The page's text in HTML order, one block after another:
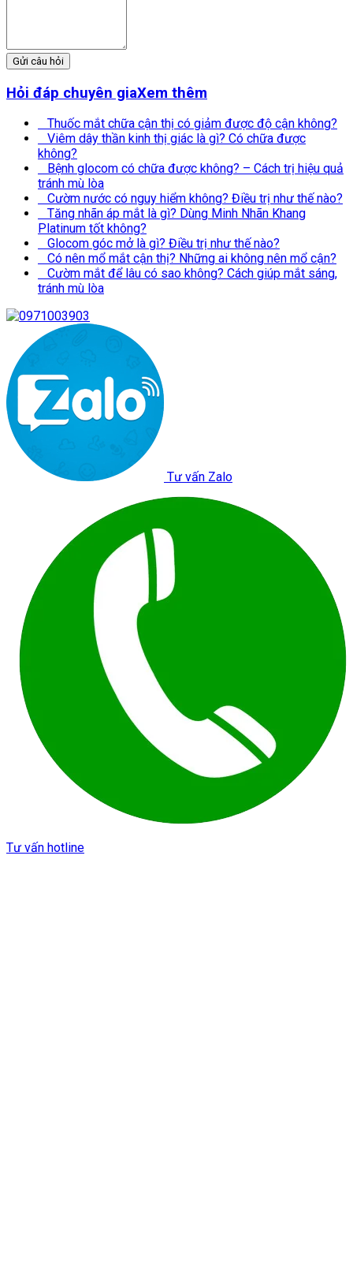
Gửi câu hỏi
Hỏi đáp chuyên giaXem thêm
Thuốc mắt chữa cận thị có giảm được độ cận không?
Viêm dây thần kinh thị giác là gì? Có chữa được
không?
Bệnh glocom có chữa được không? – Cách trị hiệu quả
tránh mù lòa
Cườm nước có nguy hiểm không? Điều trị như thế nào?
Tăng nhãn áp mắt là gì? Dùng Minh Nhãn Khang
Platinum tốt không?
Glocom góc mở là gì? Điều trị như thế nào?
Có nên mổ mắt cận thị? Những ai không nên mổ cận?
Cườm mắt để lâu có sao không? Cách giúp mắt sáng,
tránh mù lòa
Tư vấn Zalo
Tư vấn hotline